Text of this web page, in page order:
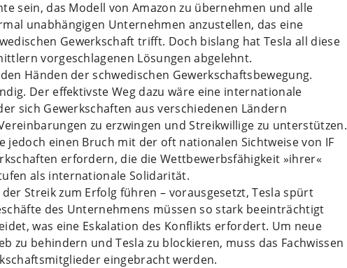
sein, das Modell von Amazon zu übernehmen und alle
unabhängigen Unternehmen anzustellen, das eine
Gewerkschaft trifft. Doch bislang hat Tesla all diese
vorgeschlagenen Lösungen abgelehnt.
Händen der schwedischen Gewerkschaftsbewegung.
Der effektivste Weg dazu wäre eine internationale
sich Gewerkschaften aus verschiedenen Ländern
zu erzwingen und Streikwillige zu unterstützen.
jedoch einen Bruch mit der oft nationalen Sichtweise von IF
erfordern, die die Wettbewerbsfähigkeit »ihrer«
als internationale Solidarität.
Streik zum Erfolg führen – vorausgesetzt, Tesla spürt
des Unternehmens müssen so stark beeinträchtigt
was eine Eskalation des Konflikts erfordert. Um neue
zu behindern und Tesla zu blockieren, muss das Fachwissen
eingebracht werden.